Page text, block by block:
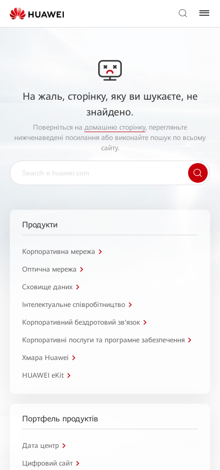
На жаль, сторінку, яку ви шукаєте, не
знайдено.
Поверніться на домашню сторінку, перегляньте
нижченаведені посилання або виконайте пошук по всьому
сайту.
Продукти
Корпоративна мережа
Оптична мережа
Сховище даних
Інтелектуальне співробітництво
Корпоративний бездротовий зв'язок
Корпоративні послуги та програмне забезпечення
Хмара Huawei
HUAWEI eKit
Портфель продуктів
Дата центр
Цифровий сайт